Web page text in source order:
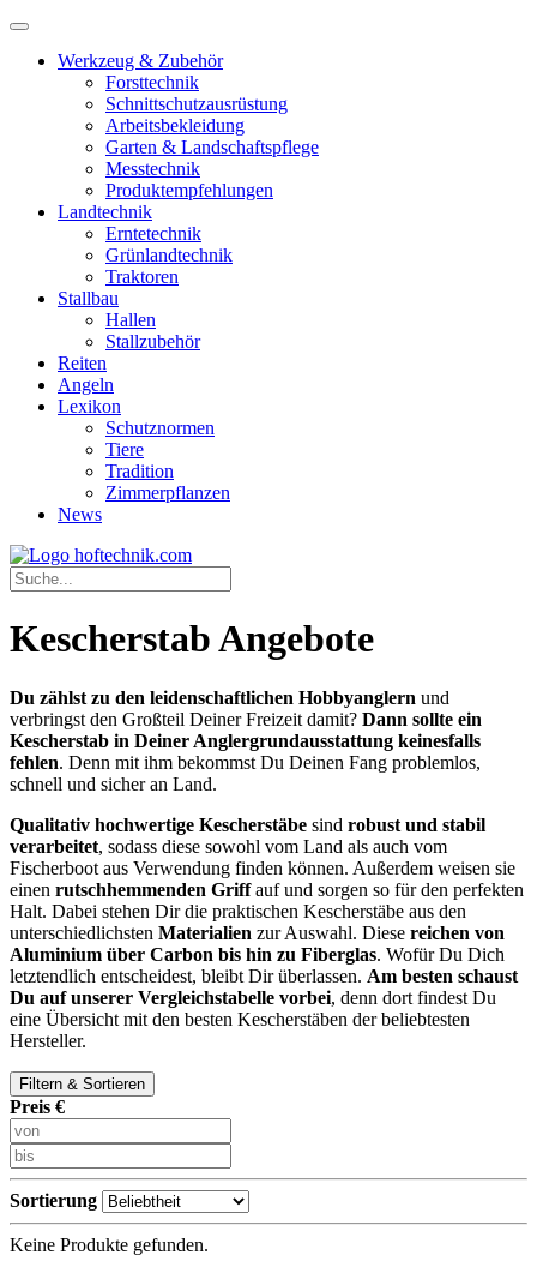
Werkzeug & Zubehör
Forsttechnik
Schnittschutzausrüstung
Arbeitsbekleidung
Garten & Landschaftspflege
Messtechnik
Produktempfehlungen
Landtechnik
Erntetechnik
Grünlandtechnik
Traktoren
Stallbau
Hallen
Stallzubehör
Reiten
Angeln
Lexikon
Schutznormen
Tiere
Tradition
Zimmerpflanzen
News
Kescherstab Angebote
Du zählst zu den leidenschaftlichen Hobbyanglern und
verbringst den Großteil Deiner Freizeit damit? Dann sollte ein
Kescherstab in Deiner Anglergrundausstattung keinesfalls
fehlen. Denn mit ihm bekommst Du Deinen Fang problemlos,
schnell und sicher an Land.
Qualitativ hochwertige Kescherstäbe sind robust und stabil
verarbeitet, sodass diese sowohl vom Land als auch vom
Fischerboot aus Verwendung finden können. Außerdem weisen sie
einen rutschhemmenden Griffauf und sorgen so für den perfekten
Halt. Dabei stehen Dir die praktischen Kescherstäbe aus den
unterschiedlichsten Materialien zur Auswahl. Diese reichen von
Aluminium über Carbon bis hin zu Fiberglas. Wofür Du Dich
letztendlich entscheidest, bleibt Dir überlassen. Am besten schaust
Du auf unserer Vergleichstabelle vorbei, denn dort findest Du
eine Übersicht mit den besten Kescherstäben der beliebtesten
Hersteller.
Filtern & Sortieren
Preis €
Sortierung
Keine Produkte gefunden.